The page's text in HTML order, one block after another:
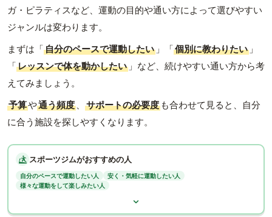
ガ・ピラティスなど、運動の目的や通い方によって選びやすい
ジャンルは変わります。
まずは「自分のペースで運動したい 」「個別に教わりたい 」
「レッスンで体を動かしたい 」など、続けやすい通い方から考
えてみましょう。
予算や通う頻度 、 サポートの必要度 も合わせて見ると、自分
に合う施設を探しやすくなります。
スポーツジムがおすすめの人
自分のペースで運動したい人
安く・気軽に運動したい人
様々な運動をして楽しみたい人